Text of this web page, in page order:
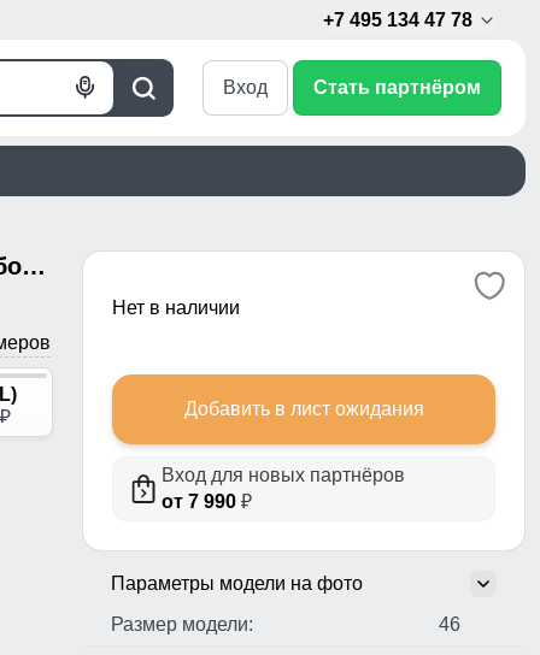
+7 495 134 47 78
Поиск
Голосовой
Вход Стать партнёром
Горнолыжный костюм женский большого размера зимний синего цвета 03507S
p
Нет в наличии
Добавить в лист ожидания
Вход для новых партнёров
от 7 990 ₽
Параметры модели на фото
Размер модели:
46